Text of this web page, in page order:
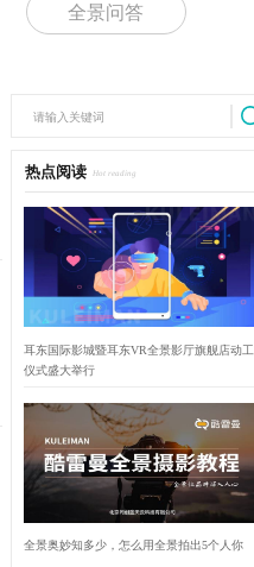
全景问答
热点阅读 Hot reading
耳东国际影城暨耳东VR全景影厅旗舰店动工
仪式盛大举行
全景奥妙知多少，怎么用全景拍出5个人你